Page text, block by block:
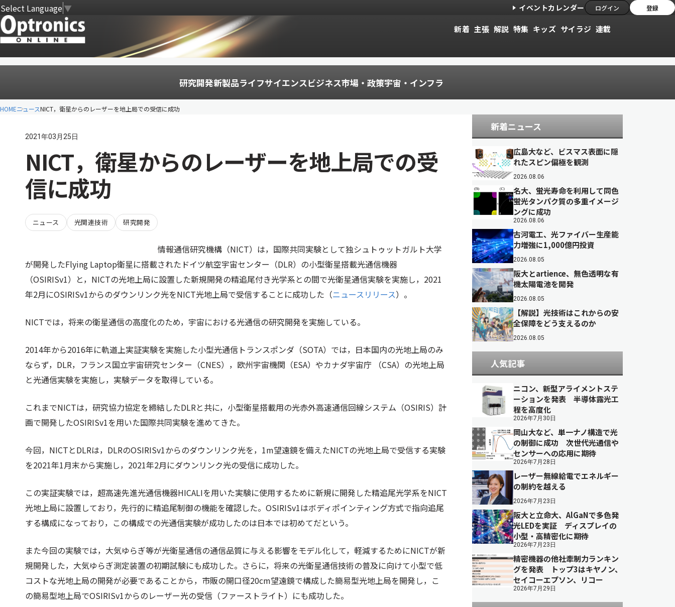
Select Language▼ イベントカレンダー ログイン 登録
新着 主張 解説 特集 キッズ サイラジ 連載
研究開発新製品ライフサイエンスビジネス市場・政策宇宙・インフラ
HOMEニュースNICT，衛星からのレーザーを地上局での受信に成功
2021年03月25日
NICT，衛星からのレーザーを地上局での受
信に成功
ニュース 光関連技術 研究開発
情報通信研究機構（NICT）は，国際共同実験として独シュトゥットガルト大学
が開発したFlying Laptop衛星に搭載されたドイツ航空宇宙センター（DLR）の小型衛星搭載光通信機器
（OSIRISv1）と，NICTの光地上局に設置した新規開発の精追尾付き光学系との間で光衛星通信実験を実施し，2021
年2月にOSIRISv1からのダウンリンク光をNICT光地上局で受信することに成功した（ニュースリリース）。
NICTでは，将来の衛星通信の高度化のため，宇宙における光通信の研究開発を実施している。
2014年から2016年に軌道上実証実験を実施した小型光通信トランスポンダ（SOTA）では，日本国内の光地上局のみ
ならず，DLR，フランス国立宇宙研究センター（CNES），欧州宇宙機関（ESA）やカナダ宇宙庁 （CSA）の光地上局
と光通信実験を実施し，実験データを取得している。
これまでNICTは，研究協力協定を締結したDLRと共に，小型衛星搭載用の光赤外高速通信回線システム（OSIRIS）計
画で開発したOSIRISv1を用いた国際共同実験を進めてきた。
今回，NICTとDLRは，DLRのOSIRISv1からのダウンリンク光を，1m望遠鏡を備えたNICTの光地上局で受信する実験
を2021年1月末から実施し，2021年2月にダウンリンク光の受信に成功した。
この実証実験では，超高速先進光通信機器HICALIを用いた実験に使用するために新規に開発した精追尾光学系をNICT
光地上局に設置しており，先行的に精追尾制御の機能を確認した。OSIRISv1はボディポインティング方式で指向追尾
する構成になっており，この構成での光通信実験が成功したのは日本では初めてだという。
また今回の実験では，大気ゆらぎ等が光衛星通信の通信品質に与える影響をモデル化して，軽減するためにNICTが新
規開発した，大気ゆらぎ測定装置の初期試験にも成功した。さらに，将来の光衛星通信技術の普及に向けて小型で低
コストな光地上局の開発が必要であることから，市販の開口径20cm望遠鏡で構成した簡易型光地上局を開発し，こ
の簡易型地上局でOSIRISv1からのレーザー光の受信（ファーストライト）にも成功した。
新着ニュース
広島大など、ビスマス表面に隠
れたスピン偏極を観測
2026.08.06
名大、蛍光寿命を利用して同色
蛍光タンパク質の多重イメージ
ングに成功
2026.08.06
古河電工、光ファイバー生産能
力増強に1,000億円投資
2026.08.05
阪大とartience、無色透明な有
機太陽電池を開発
2026.08.05
【解説】光技術はこれからの安
全保障をどう支えるのか
2026.08.05
人気記事
ニコン、新型アライメントステ
ーションを発表 半導体露光工
程を高度化
2026年7月30日
岡山大など、単一ナノ構造で光
の制御に成功 次世代光通信や
センサーへの応用に期待
2026年7月28日
レーザー無線給電でエネルギー
の制約を越える
2026年7月23日
阪大と立命大、AlGaNで多色発
光LEDを実証 ディスプレイの
小型・高精密化に期待
2026年7月23日
精密機器の他社牽制力ランキン
グを発表 トップ3はキヤノン、
セイコーエプソン、リコー
2026年7月29日